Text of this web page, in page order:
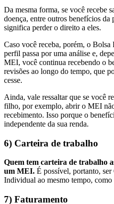
Da mesma forma, se você recebe
doença, entre outros benefícios
significa perder o direito a eles.
Caso você receba, porém, o Bolsa
perfil passa por uma análise e,
MEI, você continua recebendo o
revisões ao longo do tempo, que
cesse.
Ainda, vale ressaltar que se você
filho, por exemplo, abrir o MEI
recebimento. Isso porque o
independente da sua renda.
6) Carteira de trabalho
Quem tem carteira de trabalho
um MEI. É possível, portanto,
Individual ao mesmo tempo,
7) Faturamento